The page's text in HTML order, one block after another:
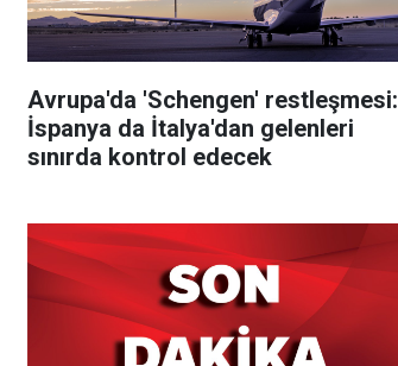
Avrupa'da 'Schengen' restleşmesi:
İspanya da İtalya'dan gelenleri
sınırda kontrol edecek